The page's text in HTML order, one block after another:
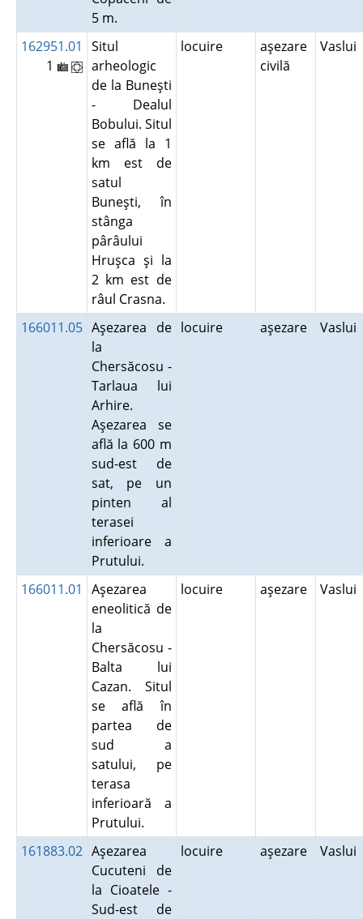
5 m.
162951.01
1
Situl
arheologic
de la Buneşti
- Dealul
Bobului. Situl
se află la 1
km est de
satul
Buneşti, în
stânga
pârâului
Hruşca şi la
2 km est de
râul Crasna.
locuire
aşezare
civilă
Vaslui
166011.05 Aşezarea de
la
Chersăcosu -
Tarlaua lui
Arhire.
Aşezarea se
află la 600 m
sud-est de
sat, pe un
pinten al
terasei
inferioare a
Prutului.
locuire aşezare Vaslui
166011.01
Aşezarea
eneolitică de
la
Chersăcosu -
Balta lui
Cazan. Situl
se află în
partea de
sud a
satului, pe
terasa
inferioară a
Prutului.
locuire aşezare Vaslui
161883.02 Aşezarea
Cucuteni de
la Cioatele -
Sud-est de
locuire aşezare Vaslui